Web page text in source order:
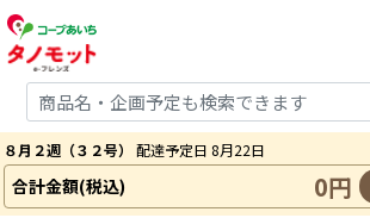
８月２週（３２号） 配達予定日 8月22日
合計金額(税込) 0円